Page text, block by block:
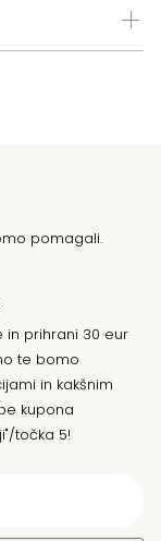
pomagali.
in prihrani 30 eur
te bomo
in kakšnim
kupona
točka 5!